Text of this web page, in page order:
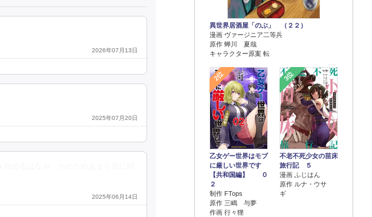
2026年07月13日
2025年07月20日
2025年06月14日
異世界居酒屋「のぶ」 （２２）
漫画 ヴァージニア二等兵
原作 蝉川 夏哉
キャラクター原案 転
2位
乙女ゲー世界はモブ
に厳しい世界です
【共和国編】 ０
２
制作 FTops
原作 三嶋 与夢
作画 行々狸
3位
不老不死少女の苗床
旅行記 ５
漫画 ふじはん
原作 ルナ・ウサ
ギ